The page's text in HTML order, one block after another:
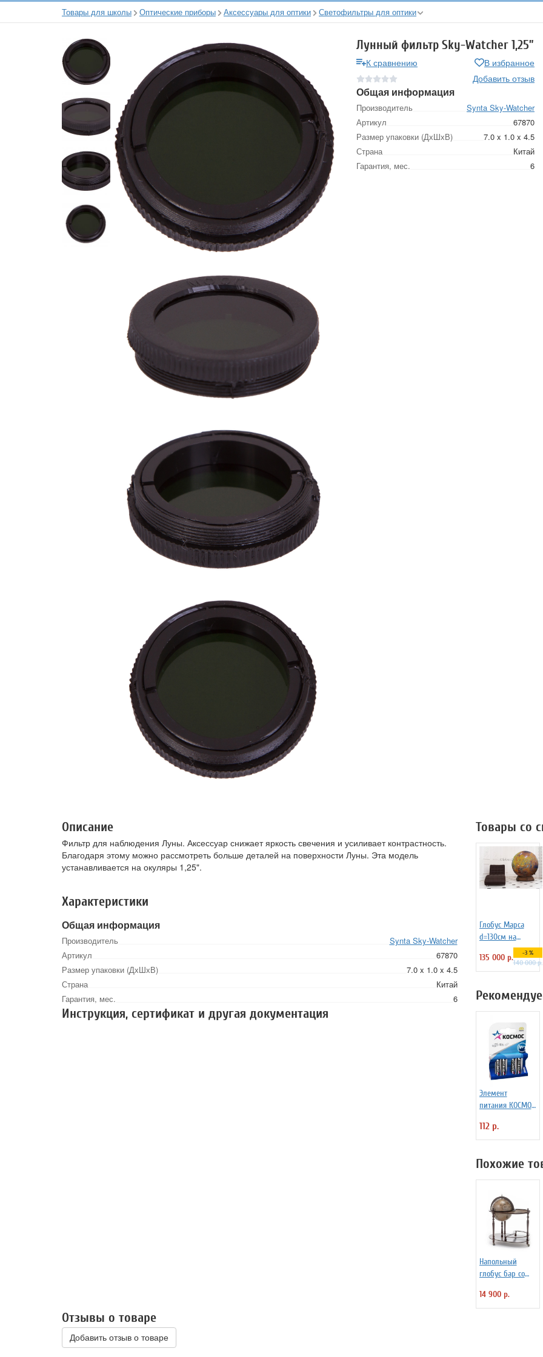
Товары для школы Оптические приборы Аксессуары для оптики Светофильтры для оптики
Лунный фильтр Sky-Watcher 1,25”
К сравнению
В избранное
Добавить отзыв
Общая информация
Производитель
Synta Sky-Watcher
Артикул
67870
Размер упаковки (ДхШхВ)
7.0 x 1.0 x 4.5
Страна
Китай
Гарантия, мес.
6
Описание
Фильтр для наблюдения Луны. Аксессуар снижает яркость свечения и усиливает контрастность.
Благодаря этому можно рассмотреть больше деталей на поверхности Луны. Эта модель
устанавливается на окуляры 1,25".
Характеристики
Общая информация
Производитель
Synta Sky-Watcher
Артикул
67870
Размер упаковки (ДхШхВ)
7.0 x 1.0 x 4.5
Страна
Китай
Гарантия, мес.
6
Инструкция, сертификат и другая документация
Товары со
Глобус Марса
d=130см на
деревянной
подставке из бука
135 000 р. -3 %
140 000 р.
Элемент
питания КОСМОС
пальчиковые, 4
шт.)
112 р.
Похожие
Напольный
глобус бар со
RG40004EN,
d=40 см
14 900 р.
Отзывы о товаре
Добавить отзыв о товаре